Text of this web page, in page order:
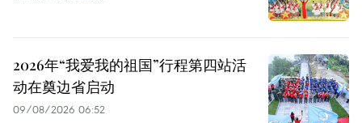
2026年“我爱我的祖国”行程第四站活
动在奠边省启动
09/08/2026 06:52